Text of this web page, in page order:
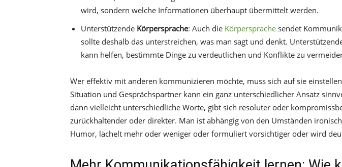
wird, sondern welche Informationen überhaupt übermittelt werden.
Unterstützende Körpersprache: Auch die Körpersprache sendet
sollte deshalb das unterstreichen, was man sagt und denkt.
kann helfen, bestimmte Dinge zu verdeutlichen und Konflikte zu
Wer effektiv mit anderen kommunizieren möchte, muss sich auf sie
Situation und Gesprächspartner kann ein ganz unterschiedlicher Ansatz
dann vielleicht unterschiedliche Worte, gibt sich resoluter oder
zurückhaltender oder direkter. Man ist abhängig von den Umständen
Humor, lächelt mehr oder weniger oder formuliert vorsichtiger oder wird